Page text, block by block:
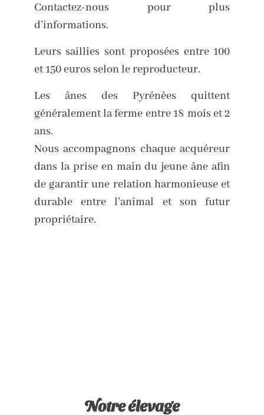
Contactez-nous pour plus
d’informations.
Leurs saillies sont proposées entre 100
et 150 euros selon le reproducteur.
Les ânes des Pyrénées quittent
généralement la ferme entre 18 mois et 2
ans.
Nous accompagnons chaque acquéreur
dans la prise en main du jeune âne afin
de garantir une relation harmonieuse et
durable entre l’animal et son futur
propriétaire.
Notre élevage